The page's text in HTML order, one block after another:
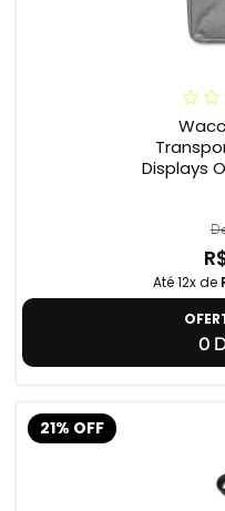
Displays
Até 12x de
0
21% OFF